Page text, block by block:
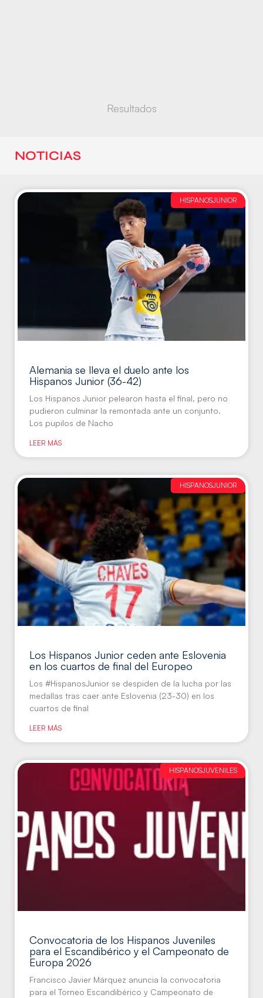
Resultados
NOTICIAS
HISPANOSJUNIOR
Alemania se lleva el duelo ante los
Hispanos Junior (36-42)
Los Hispanos Junior pelearon hasta el final, pero no
pudieron culminar la remontada ante un conjunto.
Los pupilos de Nacho
LEER MÁS
HISPANOSJUNIOR
Los Hispanos Junior ceden ante Eslovenia
en los cuartos de final del Europeo
Los #HispanosJunior se despiden de la lucha por las
medallas tras caer ante Eslovenia (23-30) en los
cuartos de final
LEER MÁS
HISPANOSJUVENILES
Convocatoria de los Hispanos Juveniles
para el Escandibérico y el Campeonato de
Europa 2026
Francisco Javier Márquez anuncia la convocatoria
para el Torneo Escandibérico y Campeonato de